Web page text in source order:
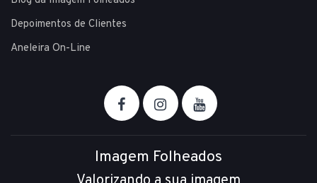
Depoimentos de Clientes
Aneleira On-Line
Imagem Folheados